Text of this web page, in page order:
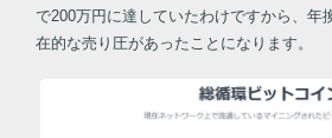
で200万円に達していたわけですから、年
在的な売り圧があったことになります。